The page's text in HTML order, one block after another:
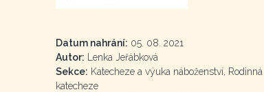
Datum nahrání: 05. 08. 2021
Autor: Lenka Jeřábková
Sekce: Katecheze a výuka náboženství, Rodinná
katecheze